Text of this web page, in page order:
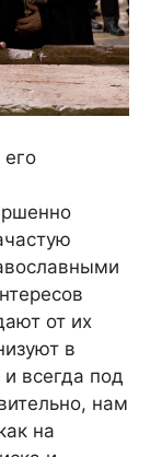
от их
в
всегда под
нам
на